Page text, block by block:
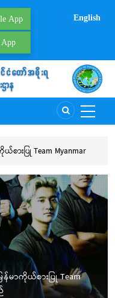
App English
ယ်စားပြု Team Myanmar
ြန်မာကိုယ်စားပြု Team